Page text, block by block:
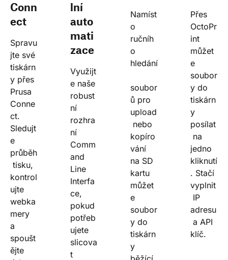
Conn
ect
Spravu
jte své
tiskárn
y přes
Prusa
Conne
ct.
Sledujt
e
průběh
tisku,
kontrol
ujte
webka
mery
a
spoušt
ějte
lní
auto
mati
zace
Využijt
e naše
robust
ní
rozhra
ní
Comm
and
Line
Interfa
ce,
pokud
potřeb
ujete
slicova
t
Namíst
o
ručníh
o
hledání
soubor
ů pro
upload
nebo
kopíro
vání
na SD
kartu
můžet
e
soubor
y do
tiskárn
y
Přes
OctoPr
int
můžet
e
soubor
y do
tiskárn
y
posílat
na
jedno
kliknutí
. Stačí
vyplnit
IP
adresu
a API
klíč.